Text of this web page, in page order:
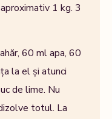
1 kg. 3
60 ml apa, 60
la el și atunci
de lime. Nu
totul. La